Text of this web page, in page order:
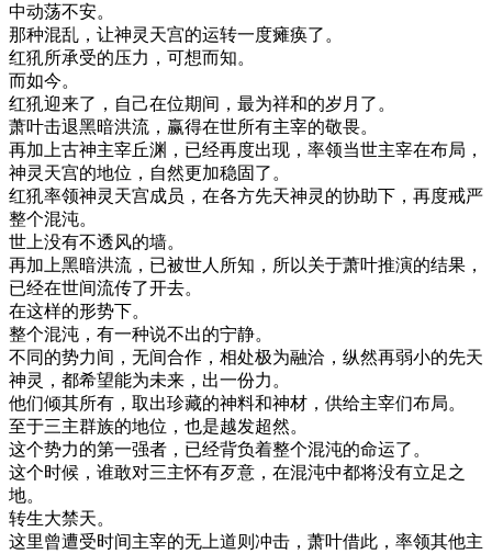
中动荡不安。
那种混乱，让神灵天宫的运转一度瘫痪了。
红犼所承受的压力，可想而知。
而如今。
红犼迎来了，自己在位期间，最为祥和的岁月了。
萧叶击退黑暗洪流，赢得在世所有主宰的敬畏。
再加上古神主宰丘渊，已经再度出现，率领当世主宰在布局，
神灵天宫的地位，自然更加稳固了。
红犼率领神灵天宫成员，在各方先天神灵的协助下，再度戒严
整个混沌。
世上没有不透风的墙。
再加上黑暗洪流，已被世人所知，所以关于萧叶推演的结果，
已经在世间流传了开去。
在这样的形势下。
整个混沌，有一种说不出的宁静。
不同的势力间，无间合作，相处极为融洽，纵然再弱小的先天
神灵，都希望能为未来，出一份力。
他们倾其所有，取出珍藏的神料和神材，供给主宰们布局。
至于三主群族的地位，也是越发超然。
这个势力的第一强者，已经背负着整个混沌的命运了。
这个时候，谁敢对三主怀有歹意，在混沌中都将没有立足之
地。
转生大禁天。
这里曾遭受时间主宰的无上道则冲击，萧叶借此，率领其他主